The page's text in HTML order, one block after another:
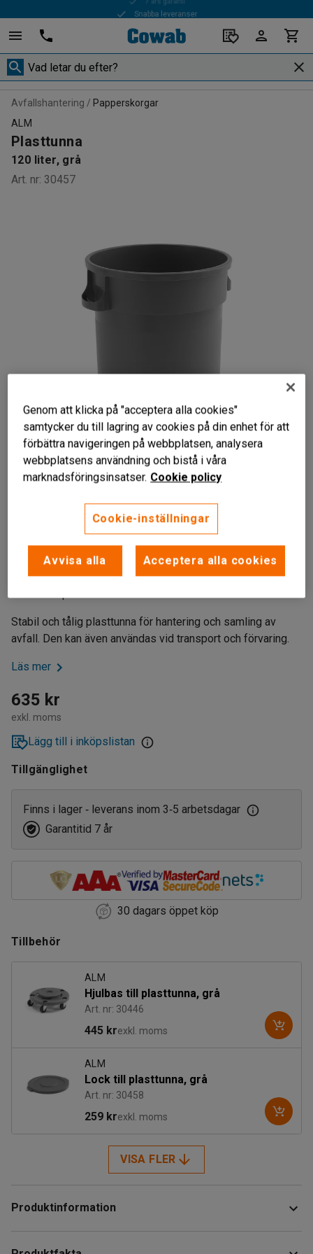
Snabba leveranser
Avfallshantering
Papperskorgar
ALM
Plasttunna
120 liter, grå
Art. nr: 30457
Stryktålig
Kan staplas
Stabil och tålig plasttunna för hantering och samling av
avfall. Den kan även användas vid transport och förvaring.
Läs mer
635 kr
exkl. moms
Lägg till i inköpslistan
Tillgänglighet
Finns i lager ‑ leverans inom 3‑5 arbetsdagar
Garantitid 7 år
30 dagars öppet köp
Tillbehör
ALM
Hjulbas till plasttunna, grå
Art. nr: 30446
445 krexkl. moms
ALM
Lock till plasttunna, grå
Art. nr: 30458
259 krexkl. moms
VISA FLER
Produktinformation
Genom att klicka på "acceptera alla cookies"
samtycker du till lagring av cookies på din enhet för att
förbättra navigeringen på webbplatsen, analysera
webbplatsens användning och bistå i våra
marknadsföringsinsatser. Cookie policy
Cookie-inställningar
Avvisa alla Acceptera alla cookies